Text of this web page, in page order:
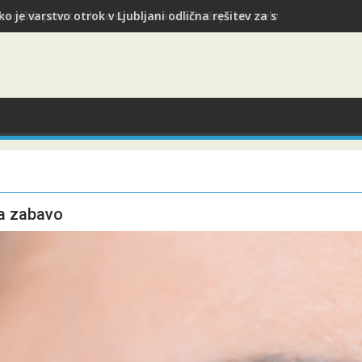
je varstvo otrok v Ljubljani odlična rešitev za starše med
zabavo